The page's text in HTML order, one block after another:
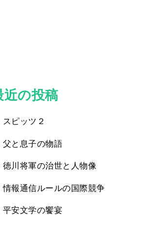
近の投稿
スピッツ２
父と息子の物語
徳川将軍の治世と人物像
情報通信ルールの国際競争
平安文学の饗宴